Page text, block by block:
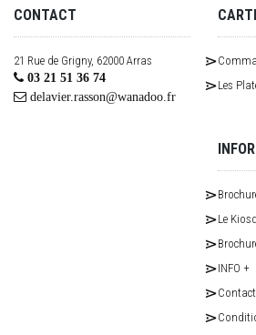
CONTACT
21 Rue de Grigny, 62000 Arras
03 21 51 36 74
delavier.rasson@wanadoo.fr
Les
Le
INFO +